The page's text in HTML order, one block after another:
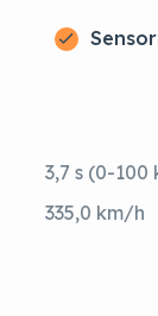
3,7 s (0-100
335,0 km/h